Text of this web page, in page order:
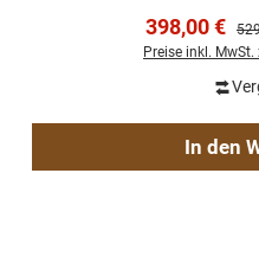
398,00 €
Preise inkl.
In den